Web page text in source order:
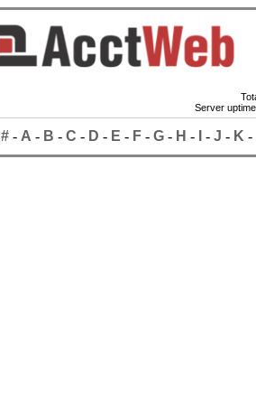
Server
#- A - B - C - D - E - F- G- H - - J - K -